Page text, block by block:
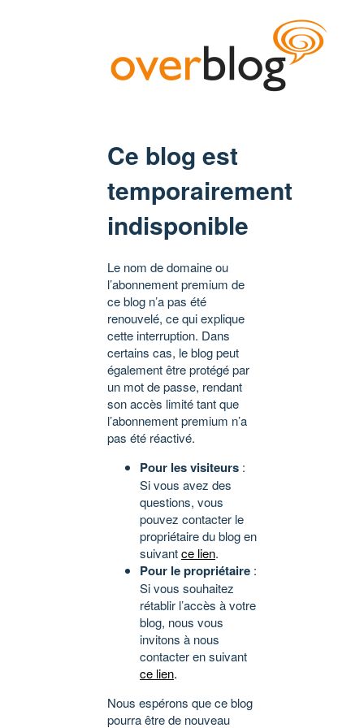
Ce blog est
temporairement
indisponible
Le nom de domaine ou
l’abonnement premium de
ce blog n’a pas été
renouvelé, ce qui explique
cette interruption. Dans
certains cas, le blog peut
également être protégé par
un mot de passe, rendant
son accès limité tant que
l’abonnement premium n’a
pas été réactivé.
Pour les visiteurs :
Si vous avez des
questions, vous
pouvez contacter le
propriétaire du blog en
suivantce lien.
Pour le propriétaire :
Si vous souhaitez
rétablir l’accès à votre
blog, nous vous
invitons à nous
contacter en suivant
ce lien.
Nous espérons que ce blog
pourra être de nouveau